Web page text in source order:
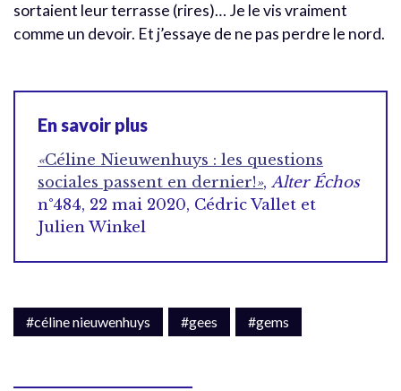
sortaient leur terrasse (rires)… Je le vis vraiment
comme un devoir. Et j’essaye de ne pas perdre le nord.
En savoir plus
«Céline Nieuwenhuys : les questions
sociales passent en dernier!», Alter Échos
n°484, 22 mai 2020, Cédric Vallet et
Julien Winkel
#céline nieuwenhuys #gees #gems